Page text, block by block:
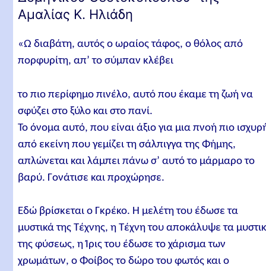
Αμαλίας Κ. Ηλιάδη
«Ω διαβάτη, αυτός ο ωραίος τάφος, ο θόλος από
πορφυρίτη, απ’ το σύμπαν κλέβει
το πιο περίφημο πινέλο, αυτό που έκαμε τη ζωή να
σφύζει στο ξύλο και στο πανί.
Το όνομα αυτό, που είναι άξιο για μια πνοή πιο
από εκείνη που γεμίζει τη σάλπιγγα της Φήμης,
απλώνεται και λάμπει πάνω σ’ αυτό το μάρμαρο το
βαρύ. Γονάτισε και προχώρησε.
Εδώ βρίσκεται ο Γκρέκο. Η μελέτη του έδωσε τα
μυστικά της Τέχνης, η Τέχνη του αποκάλυψε τα
της φύσεως, η Ίρις του έδωσε το χάρισμα των
χρωμάτων, ο Φοίβος το δώρο του φωτός και ο